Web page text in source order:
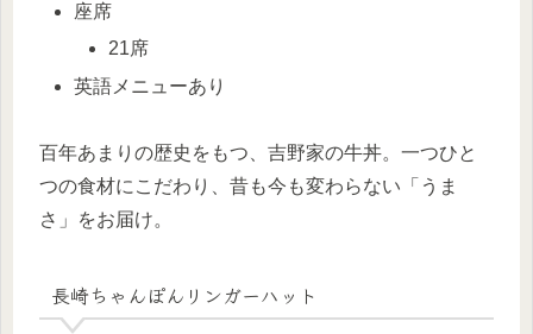
座席
21席
英語メニューあり
百年あまりの歴史をもつ、吉野家の牛丼。一つひと
つの食材にこだわり、昔も今も変わらない「うま
さ」をお届け。
長崎ちゃんぽんリンガーハット